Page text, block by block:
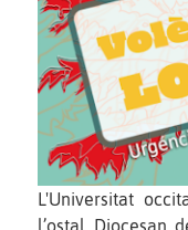
L'Universitat
l’ostal Diocesan